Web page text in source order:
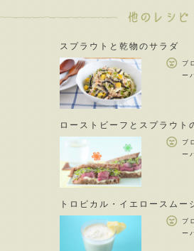
スプラウトと乾物のサラダ
ブ
ー
ローストビーフとスプラウト
ブ
ー
トロピカル・イエロースムー
ブ
ー